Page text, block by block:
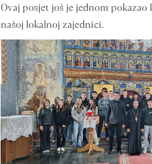
Ovaj posjet još je jednom
našoj lokalnoj zajednici.